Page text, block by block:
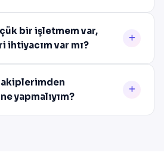
bir işletmem var,
ihtiyacım var mı?
yapmalıyım?